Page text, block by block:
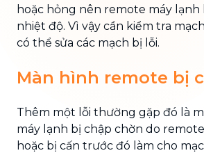
hoặc hỏng nên remote máy
nhiệt độ. Vì vậy cần kiểm tra
có thể sửa các mạch bị lỗi.
Màn hình remote bị
Thêm một lỗi thường gặp đó là
máy lạnh bị chập chờn do
hoặc bị cấn trước đó làm cho